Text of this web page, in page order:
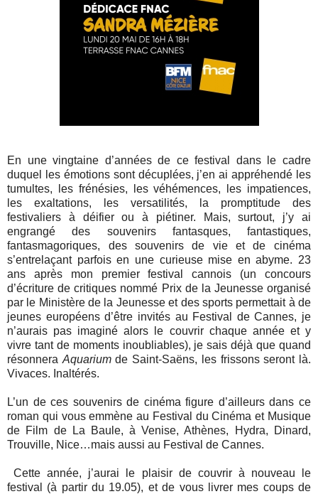
En une vingtaine d’années de ce festival dans le cadre
duquel les émotions sont décuplées, j’en ai appréhendé les
tumultes, les frénésies, les véhémences, les impatiences,
les exaltations, les versatilités, la promptitude des
festivaliers à déifier ou à piétiner. Mais, surtout, j’y ai
engrangé des souvenirs fantasques, fantastiques,
fantasmagoriques, des souvenirs de vie et de cinéma
s’entrelaçant parfois en une curieuse mise en abyme. 23
ans après mon premier festival cannois (un concours
d’écriture de critiques nommé Prix de la Jeunesse organisé
par le Ministère de la Jeunesse et des sports permettait à de
jeunes européens d’être invités au Festival de Cannes, je
n’aurais pas imaginé alors le couvrir chaque année et y
vivre tant de moments inoubliables), je sais déjà que quand
résonnera Aquariumde Saint-Saëns, les frissons seront là.
Vivaces. Inaltérés.
L’un de ces souvenirs de cinéma figure d’ailleurs dans ce
roman qui vous emmène au Festival du Cinéma et Musique
de Film de La Baule, à Venise, Athènes, Hydra, Dinard,
Trouville, Nice…mais aussi au Festival de Cannes.
Cette année, j’aurai le plaisir de couvrir à nouveau le
festival (à partir du 19.05), et de vous livrer mes coups de